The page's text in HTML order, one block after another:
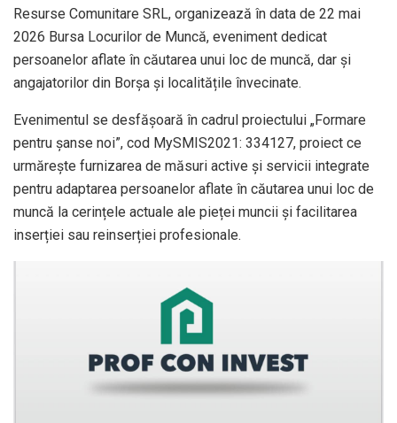
Resurse Comunitare SRL, organizează în data de 22 mai
2026 Bursa Locurilor de Muncă, eveniment dedicat
persoanelor aflate în căutarea unui loc de muncă, dar și
angajatorilor din Borșa și localitățile învecinate.
Evenimentul se desfășoară în cadrul proiectului „Formare
pentru șanse noi”, cod MySMIS2021: 334127, proiect ce
urmărește furnizarea de măsuri active și servicii integrate
pentru adaptarea persoanelor aflate în căutarea unui loc de
muncă la cerințele actuale ale pieței muncii și facilitarea
inserției sau reinserției profesionale.